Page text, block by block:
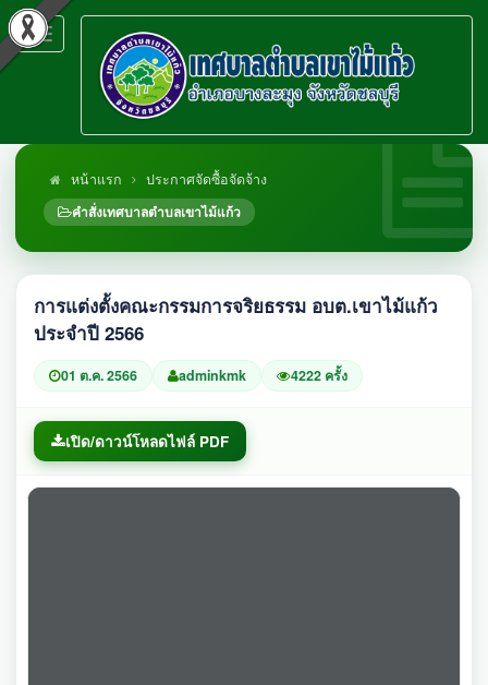
Toggle
navigation
หน้าแรก
ประกาศจัดซื้อจัดจ้าง
คำสั่งเทศบาลตำบลเขาไม้แก้ว
การแต่งตั้งคณะกรรมการจริยธรรม อบต.เขาไม้แก้ว
ประจำปี 2566
01 ต.ค. 2566 adminkmk 4222 ครั้ง
เปิด/ดาวน์โหลดไฟล์ PDF